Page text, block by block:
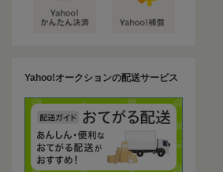
Yahoo!オークションの配送サービス